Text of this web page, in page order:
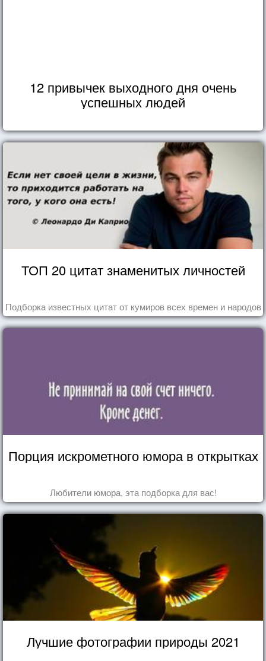
12 привычек выходного дня очень
успешных людей
ТОП 20 цитат знаменитых личностей
Подборка известных цитат от кумиров всех времен и народов
Порция искрометного юмора в открытках
Любители юмора, эта подборка для вас!
Лучшие фотографии природы 2021